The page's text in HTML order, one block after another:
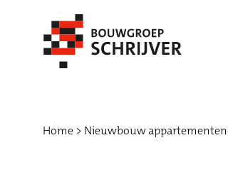
Home Nieuwbouw